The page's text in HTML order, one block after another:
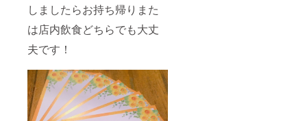
しましたらお持ち帰りまた
は店内飲食どちらでも大丈
夫です！